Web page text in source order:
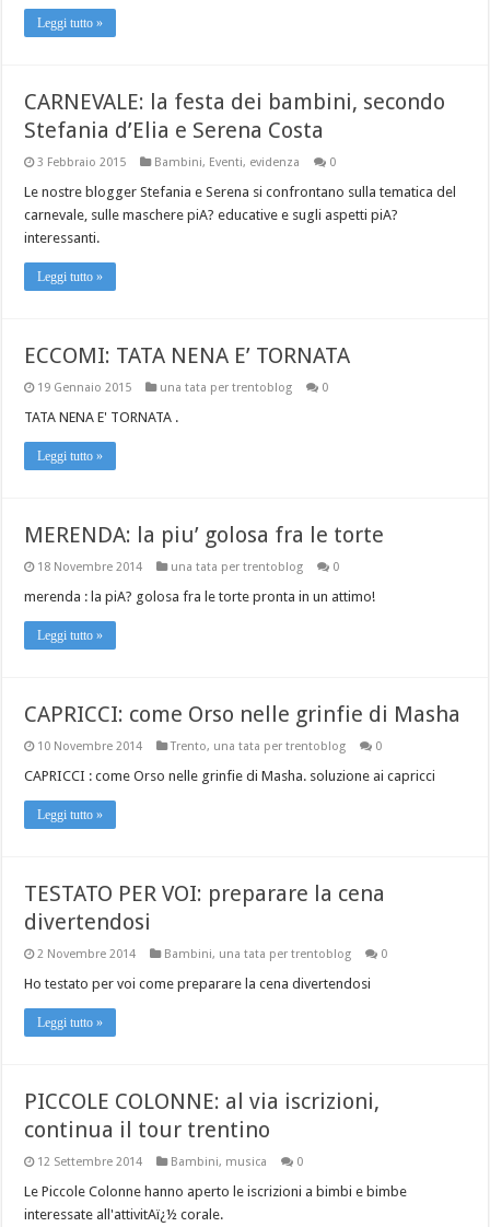
Leggi tutto »
CARNEVALE: la festa dei bambini, secondo
Stefania d’Elia e Serena Costa
3 Febbraio 2015 Bambini, Eventi, evidenza 0
Le nostre blogger Stefania e Serena si confrontano sulla tematica del
carnevale, sulle maschere piA? educative e sugli aspetti piA?
interessanti.
Leggi tutto »
ECCOMI: TATA NENA E’ TORNATA
19 Gennaio 2015 una tata per trentoblog 0
TATA NENA E' TORNATA .
Leggi tutto »
MERENDA: la piu’ golosa fra le torte
18 Novembre 2014 una tata per trentoblog 0
merenda : la piA? golosa fra le torte pronta in un attimo!
Leggi tutto »
CAPRICCI: come Orso nelle grinfie di Masha
10 Novembre 2014 Trento, una tata per trentoblog 0
CAPRICCI : come Orso nelle grinfie di Masha. soluzione ai capricci
Leggi tutto »
TESTATO PER VOI: preparare la cena
divertendosi
2 Novembre 2014 Bambini, una tata per trentoblog 0
Ho testato per voi come preparare la cena divertendosi
Leggi tutto »
PICCOLE COLONNE: al via iscrizioni,
continua il tour trentino
12 Settembre 2014 Bambini, musica 0
Le Piccole Colonne hanno aperto le iscrizioni a bimbi e bimbe
interessate all'attivitAï¿½ corale.